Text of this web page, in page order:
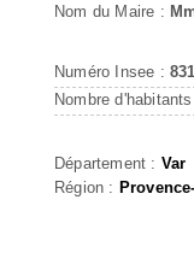
Nom du Maire :
Numéro Insee :
Nombre
Département : Var
Région :